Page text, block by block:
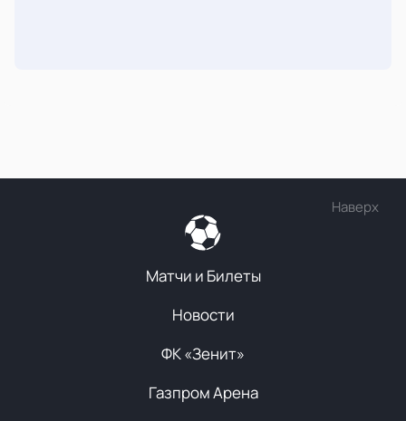
Наверх
Матчи и Билеты
Новости
ФК «Зенит»
Газпром Арена